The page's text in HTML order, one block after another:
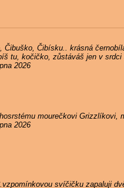
Čibuško, Čibísku.. krásná
tu, kočičko, zůstáváš jen v srdci
2026
mourečkovi Grizzlíkovi,
2026
svíčičku zapaluji